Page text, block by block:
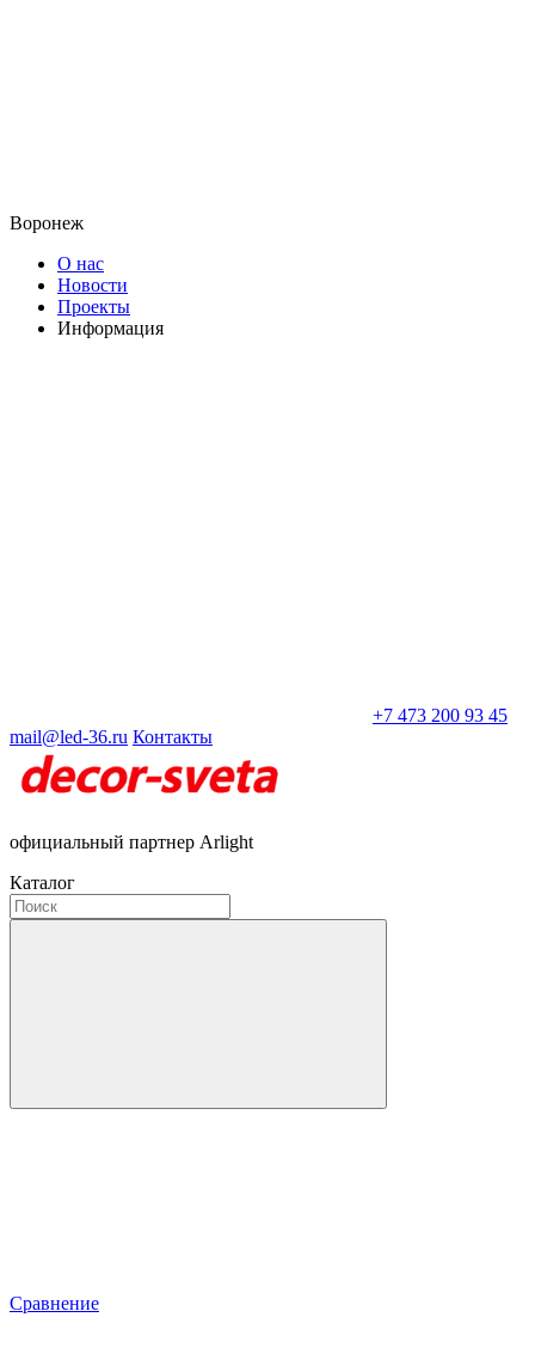
Воронеж
О нас
Новости
Проекты
Информация
+7 473 200 93 45
mail@led-36.ru Контакты
официальный партнер Arlight
Каталог
Сравнение